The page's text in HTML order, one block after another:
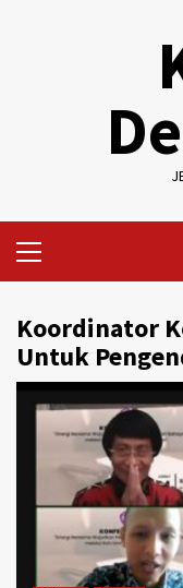
Menu
Koordinator
Untuk